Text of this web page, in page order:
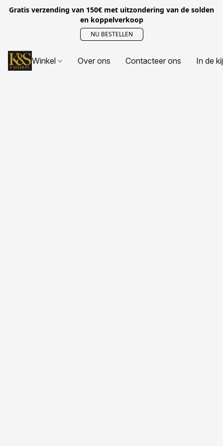
Gratis verzending van 150€ met uitzondering van de solden
en koppelverkoop
NU BESTELLEN
Winkel Over ons Contacteer ons In de